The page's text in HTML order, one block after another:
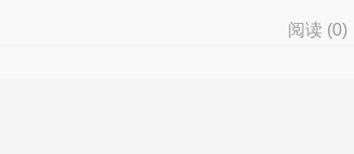
阅读 (0)